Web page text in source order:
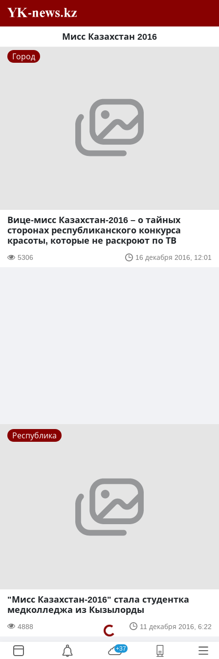
Мисс Казахстан 2016
Город
Вице-мисс Казахстан-2016 – о тайных
сторонах республиканского конкурса
красоты, которые не раскроют по ТВ
5306 16 декабря 2016, 12:01
Республика
"Мисс Казахстан-2016" стала студентка
медколледжа из Кызылорды
4888 11 декабря 2016, 6:22
+37